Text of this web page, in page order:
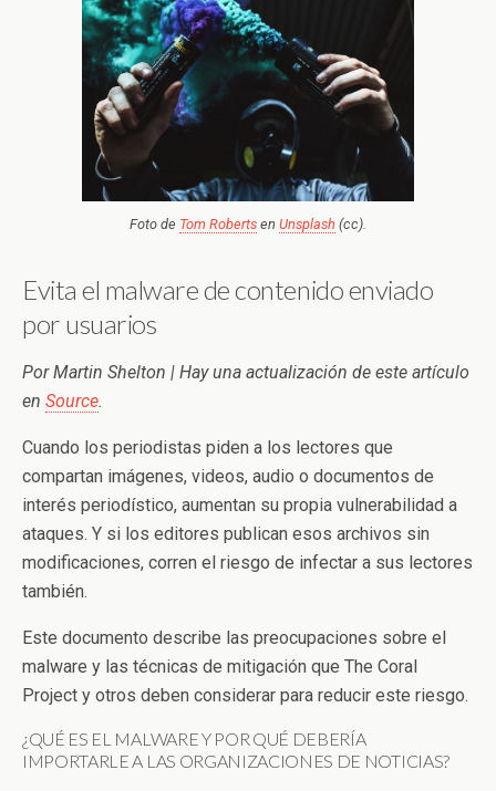
Foto de Tom Roberts en Unsplash (cc).
Evita el malware de contenido enviado
por usuarios
Por Martin Shelton | Hay una actualización de este artículo
en Source.
Cuando los periodistas piden a los lectores que
compartan imágenes, videos, audio o documentos de
interés periodístico, aumentan su propia vulnerabilidad a
ataques. Y si los editores publican esos archivos sin
modificaciones, corren el riesgo de infectar a sus lectores
también.
Este documento describe las preocupaciones sobre el
malware y las técnicas de mitigación que The Coral
Project y otros deben considerar para reducir este riesgo.
¿QUÉ ES EL MALWARE Y POR QUÉ DEBERÍA
IMPORTARLE A LAS ORGANIZACIONES DE NOTICIAS?